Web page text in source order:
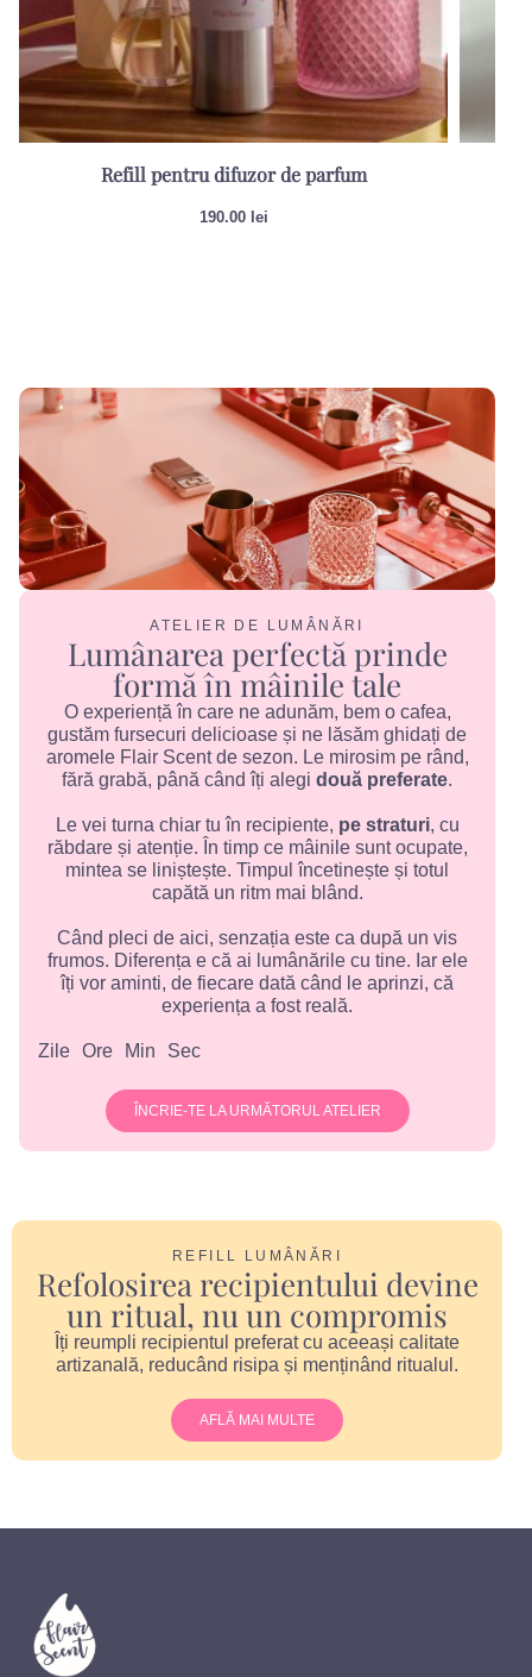
Refill pentru difuzor de parfum
190.00 lei
ATELIER DE LUMÂNĂRI
Lumânarea perfectă prinde
formă în mâinile tale
O experiență în care ne adunăm, bem o cafea,
gustăm fursecuri delicioase și ne lăsăm ghidați de
aromele Flair Scent de sezon. Le mirosim pe rând,
fără grabă, până când îți alegi două preferate.
Le vei turna chiar tu în recipiente, pe straturi, cu
răbdare și atenție. În timp ce mâinile sunt ocupate,
mintea se liniștește. Timpul încetinește și totul
capătă un ritm mai blând.
Când pleci de aici, senzația este ca după un vis
frumos. Diferența e că ai lumânările cu tine. Iar ele
îți vor aminti, de fiecare dată când le aprinzi, că
experiența a fost reală.
Zile Ore Min Sec
ÎNCRIE-TE LA URMĂTORUL ATELIER
REFILL LUMÂNĂRI
Refolosirea recipientului devine
un ritual, nu un compromis
Îți reumpli recipientul preferat cu aceeași calitate
artizanală, reducând risipa și menținând ritualul.
AFLĂ MAI MULTE